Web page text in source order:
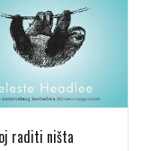
raditi ništa